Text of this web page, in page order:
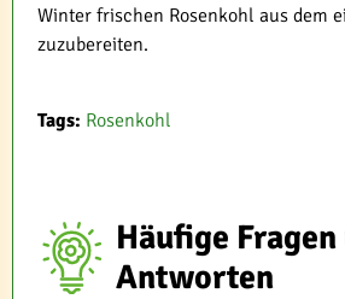
Winter frischen Rosenkohl aus dem
zuzubereiten.
Tags: Rosenkohl
Häufige Fragen
Antworten